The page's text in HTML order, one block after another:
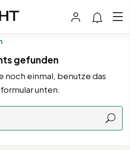
gefunden
noch einmal, benutze das
unten.